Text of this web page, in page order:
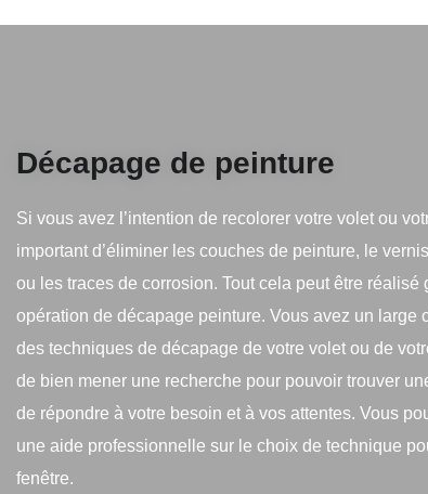
Décapage de peinture
Si vous avez l’intention de recolorer votre volet ou
important d’éliminer les couches de peinture, le
ou les traces de corrosion. Tout cela peut être réalisé
opération de décapage peinture. Vous avez un large
des techniques de décapage de votre volet ou de
de bien mener une recherche pour pouvoir trouver
de répondre à votre besoin et à vos attentes. Vous
une aide professionnelle sur le choix de technique
fenêtre.